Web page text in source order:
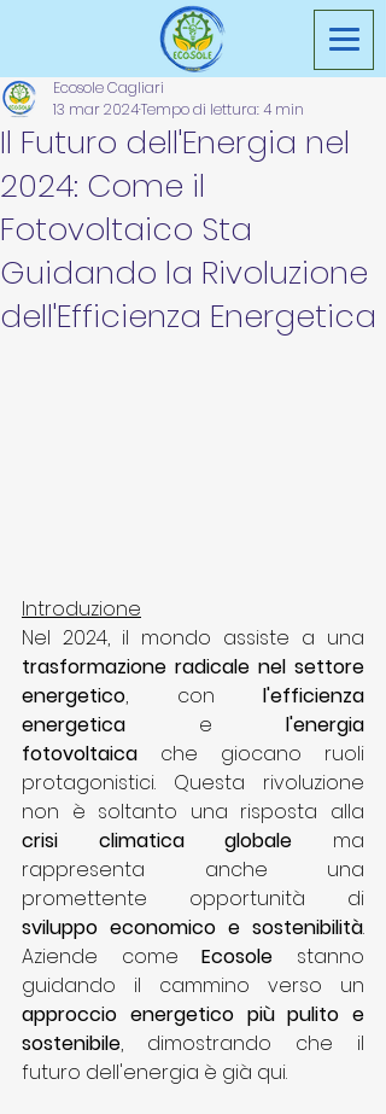
Il Futuro dell'Energia nel
2024: Come il
Fotovoltaico Sta
Guidando la Rivoluzione
dell'Efficienza Energetica
Ecosole Cagliari
13 mar 2024Tempo di lettura: 4 min
Introduzione
trasformazione radicale nel settore
energetico, con l'efficienza
energetica e l'energia
fotovoltaica che giocano ruoli
protagonistici. Questa rivoluzione
crisi climatica globale ma
rappresenta anche una
sviluppo economico e sostenibilità.
Aziende come Ecosole stanno
approccio energetico più pulito e
sostenibile, dimostrando che il
futuro dell'energia è già qui.